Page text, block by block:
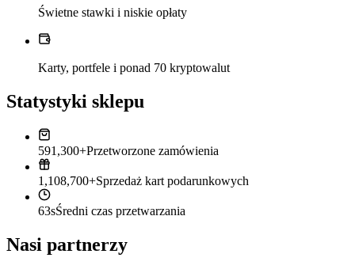
Świetne stawki i niskie opłaty
Karty, portfele i ponad 70 kryptowalut
Statystyki sklepu
591,300+Przetworzone zamówienia
1,108,700+Sprzedaż kart podarunkowych
63sŚredni czas przetwarzania
Nasi partnerzy